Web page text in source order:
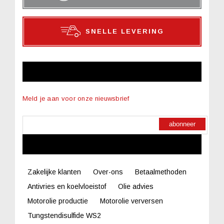
SNELLE LEVERING
Meld je aan voor onze nieuwsbrief
abonneer
Zakelijke klanten Over-ons
Betaalmethoden
Antivries en koelvloeistof
Olie advies
Motorolie productie
Motorolie verversen
Tungstendisulfide WS2